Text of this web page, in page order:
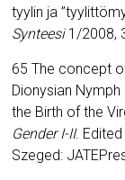
tyylin ja
Synteesi1/2008,
65 The concept
Dionysian
the Birth of the
Gender I-II.
Szeged: